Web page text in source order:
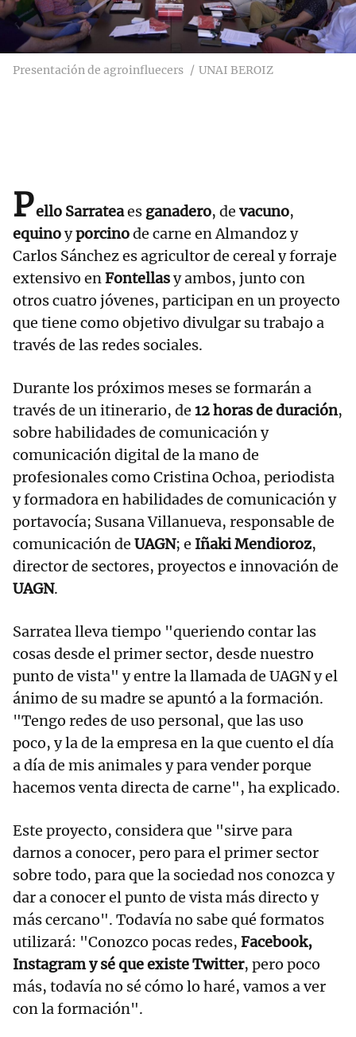
Presentación de agroinfluecers UNAI BEROIZ
Pello Sarrateaes ganadero, de vacuno,
equinoyporcinode carne en Almandoz y
Carlos Sánchez es agricultor de cereal y forraje
extensivo enFontellasy ambos, junto con
otros cuatro jóvenes, participan en un proyecto
que tiene como objetivo divulgar su trabajo a
través de las redes sociales.
Durante los próximos meses se formarán a
través de un itinerario, de 12 horas de duración,
sobre habilidades de comunicación y
comunicación digital de la mano de
profesionales como Cristina Ochoa, periodista
y formadora en habilidades de comunicación y
portavocía; Susana Villanueva, responsable de
comunicación de UAGN; e Iñaki Mendioroz,
director de sectores, proyectos e innovación de
UAGN.
Sarratea lleva tiempo "queriendo contar las
cosas desde el primer sector, desde nuestro
punto de vista" y entre la llamada de UAGN y el
ánimo de su madre se apuntó a la formación.
"Tengo redes de uso personal, que las uso
poco, y la de la empresa en la que cuento el día
a día de mis animales y para vender porque
hacemos venta directa de carne", ha explicado.
Este proyecto, considera que "sirve para
darnos a conocer, pero para el primer sector
sobre todo, para que la sociedad nos conozca y
dar a conocer el punto de vista más directo y
más cercano". Todavía no sabe qué formatos
utilizará: "Conozco pocas redes, Facebook,
Instagram y sé que existe Twitter, pero poco
más, todavía no sé cómo lo haré, vamos a ver
con la formación".